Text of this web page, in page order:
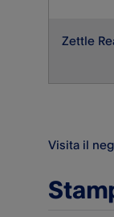
Zettle
Visita il